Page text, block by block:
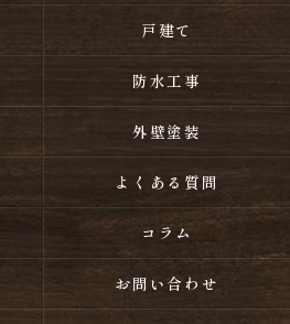
戸建て
防水工事
外壁塗装
よくある質問
コラム
お問い合わせ